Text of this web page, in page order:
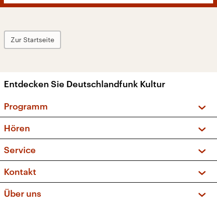
Zur Startseite
Entdecken Sie Deutschlandfunk Kultur
Programm
Sendungen und Podcasts
Musikliste
Kakadu – Das Kinderprogramm
Hören
Frequenzen (UKW + DAB+)
Service
FAQ
Apps
Newsletter
Kontakt
Über uns